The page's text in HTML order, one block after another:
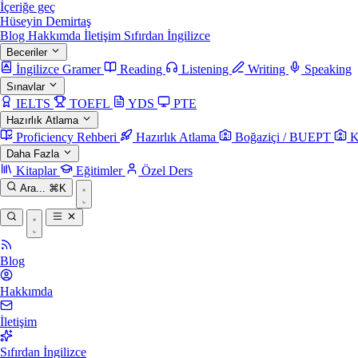
İçeriğe geç
Hüseyin Demirtaş
Blog Hakkımda İletişim Sıfırdan İngilizce
Beceriler
İngilizce Gramer Reading Listening Writing Speaking
Sınavlar
IELTS TOEFL YDS PTE
Hazırlık Atlama
Proficiency Rehberi Hazırlık Atlama Boğaziçi / BUEPT
Daha Fazla
Kitaplar Eğitimler Özel Ders
Ara... ⌘K
Blog
Hakkımda
İletişim
Sıfırdan İngilizce